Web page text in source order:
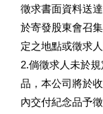
徵求書面資料送
於寄發股東會召
定之地點或徵求
2.倘徵求人未於
品，本公司將於
內交付紀念品予徵